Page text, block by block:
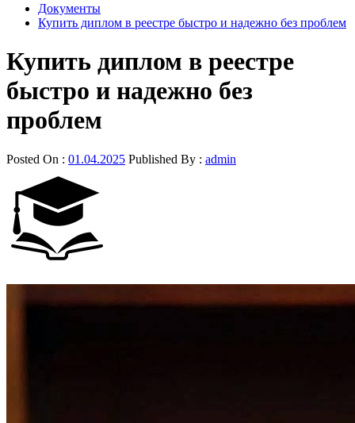
Документы
Купить диплом в реестре быстро и надежно без проблем
Купить диплом в реестре
быстро и надежно без
проблем
Posted On : 01.04.2025 Published By : admin